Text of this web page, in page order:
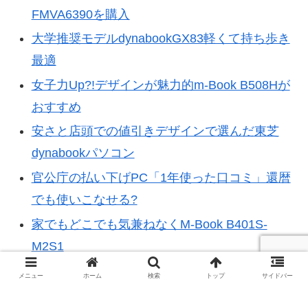
FMVA6390を購入
大学推奨モデルdynabookGX83軽くて持ち歩き
最適
女子力Up?!デザインが魅力的m-Book B508Hが
おすすめ
安さと店頭での値引きデザインで選んだ東芝
dynabookパソコン
官公庁の払い下げPC「1年使った口コミ」還暦
でも使いこなせる?
家でもどこでも気兼ねなくM-Book B401S-
M2S1
容量の大きいノートPCなら東芝の
メニュー ホーム 検索 トップ サイドバー